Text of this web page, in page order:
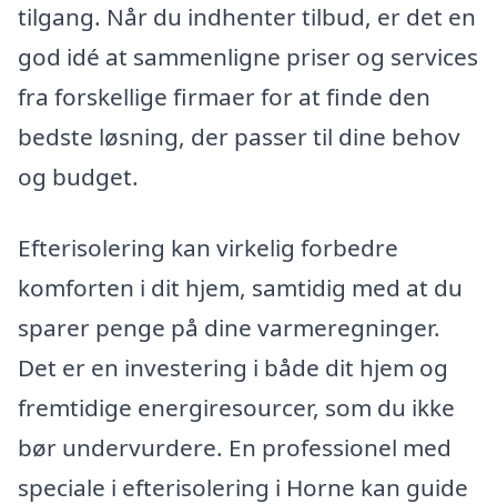
tilgang. Når du indhenter tilbud, er det en
god idé at sammenligne priser og services
fra forskellige firmaer for at finde den
bedste løsning, der passer til dine behov
og budget.
Efterisolering kan virkelig forbedre
komforten i dit hjem, samtidig med at du
sparer penge på dine varmeregninger.
Det er en investering i både dit hjem og
fremtidige energiresourcer, som du ikke
bør undervurdere. En professionel med
speciale i efterisolering i Horne kan guide